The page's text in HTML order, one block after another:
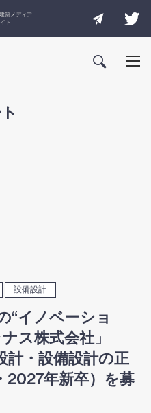
築メディア
ト
設備設計
“イノベーショ
ス株式会社」
計・設備設計の正
2027年新卒）を募